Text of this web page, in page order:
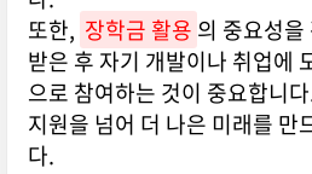
또한, 장학금 활용 의 중요성
받은 후 자기 개발이나 취업에
으로 참여하는 것이 중요합니
지원을 넘어 더 나은 미래를 만
다.